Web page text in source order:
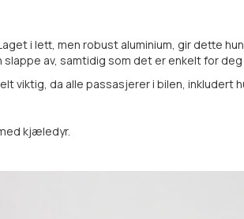
i lett, men robust aluminium, gir dette
av, samtidig som det er enkelt for
viktig, da alle passasjerer i bilen, inkludert
kjæledyr.